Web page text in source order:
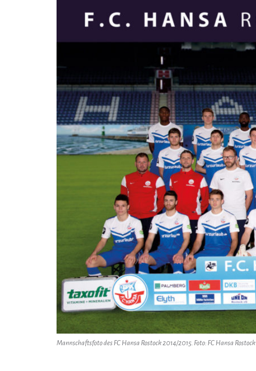
Mannschaftsfoto des FC Hansa Rostock 2014/2015. Foto: FC Hansa Rostock